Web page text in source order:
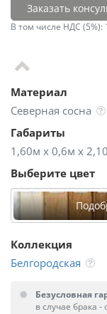
Материал
Северная сосна
Габариты
1,60м х 0,6м х
Выберите цвет
Коллекция
Белгородская
Заказать
В том числе НДС (5%):
Безусловная
в случае брака